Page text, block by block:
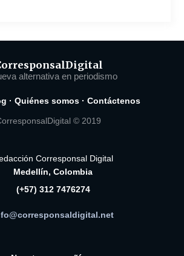
Digital
alternativa en periodismo
· Quiénes somos · Contáctenos
© 2019
Corresponsal Digital
Medellín, Colombia
(+57) 312 7476274